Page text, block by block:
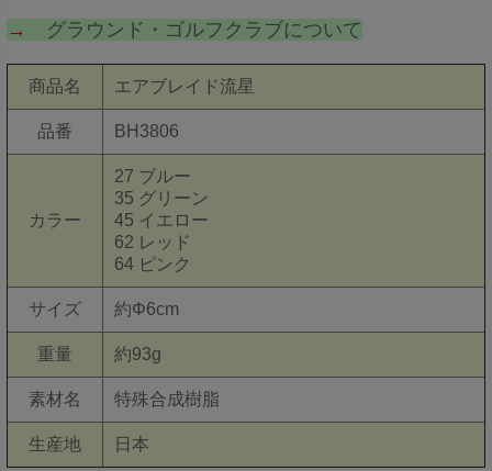
→ グラウンド・ゴルフクラブについて
商品名 エアブレイド流星
品番 BH3806
カラー
27 ブルー
35 グリーン
45 イエロー
62 レッド
64 ピンク
サイズ 約Φ6cm
重量 約93g
素材名 特殊合成樹脂
生産地 日本